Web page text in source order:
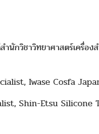
นักวิชาวิทยาศาสตร์เครื่อ
Iwase Cosfa
Shin-Etsu Silicone